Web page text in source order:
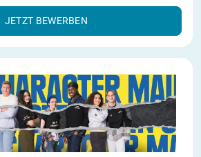
JETZT BEWERBEN